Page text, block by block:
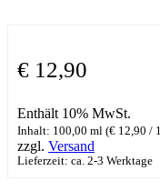
€ 12,90
Enthält 10% MwSt.
Inhalt: 100,00 ml (€ 12,90 /
zzgl. Versand
Lieferzeit: ca. 2-3 Werktage